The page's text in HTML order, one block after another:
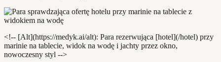
<!-- [Alt](https://medyk.ai/alt): Para rezerwująca [hotel](/hotel) przy
marinie na tablecie, widok na wodę i jachty przez okno,
nowoczesny styl -->